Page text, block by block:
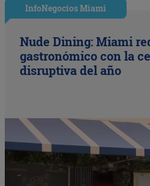
InfoNegocios Miami
Nude Dining: Miami
gastronómico con la
disruptiva del año